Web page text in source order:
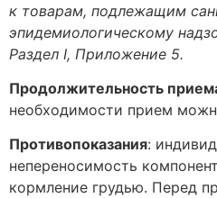
к товарам, подлежащим
эпидемиологическому
Раздел I, Приложение 5.
Продолжительность
необходимости прием
Противопоказания:
непереносимость
кормление грудью. Перед